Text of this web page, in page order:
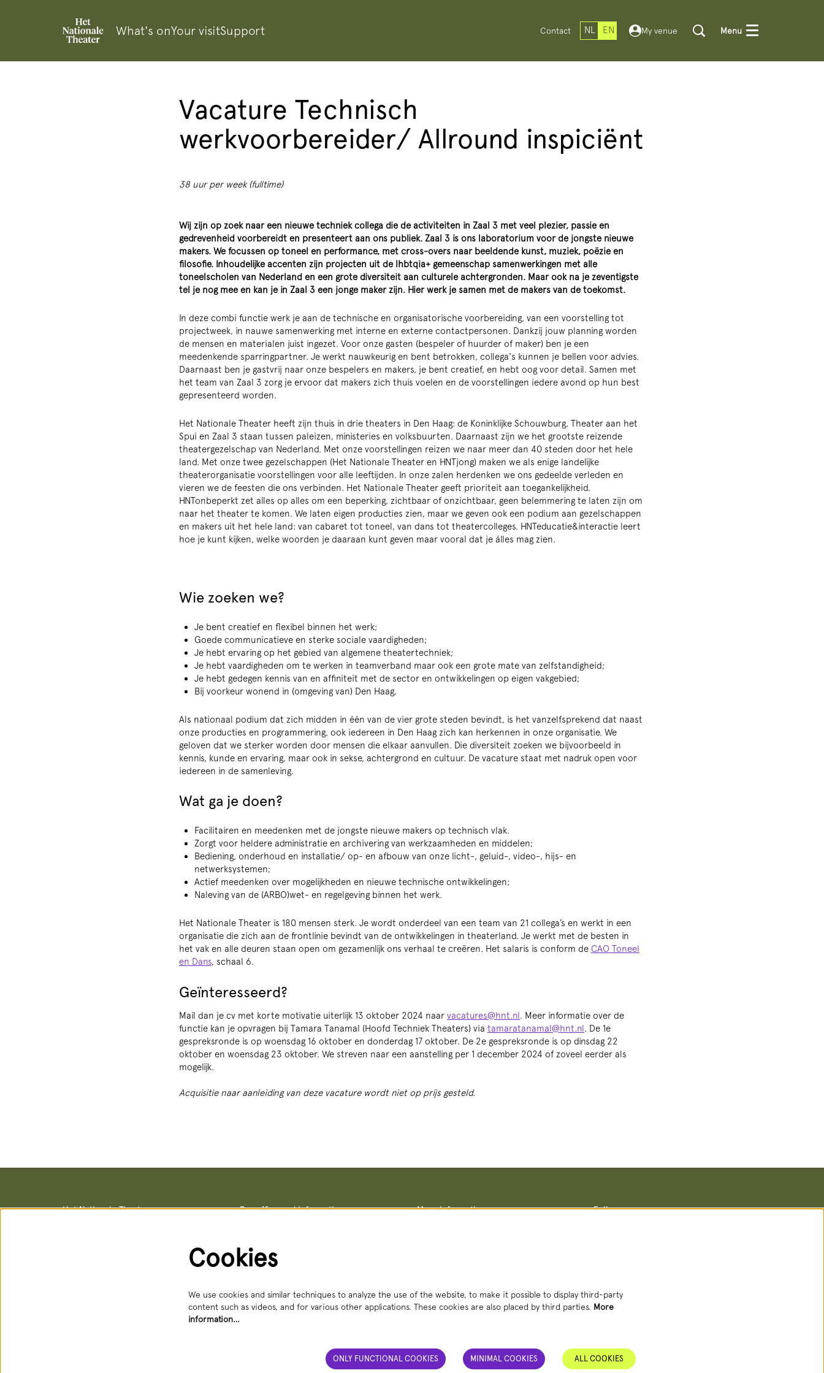
What's onYour visitSupport Contact NL EN My venue Menu
Vacature Technisch
werkvoorbereider/ Allround inspiciënt
38 uur per week (fulltime)
Wij zijn op zoek naar een nieuwe techniek collega die de activiteiten in Zaal 3 met veel plezier, passie en
gedrevenheid voorbereidt en presenteert aan ons publiek. Zaal 3 is ons laboratorium voor de jongste nieuwe
makers. We focussen op toneel en performance, met cross-overs naar beeldende kunst, muziek, poëzie en
filosofie. Inhoudelijke accenten zijn projecten uit de lhbtqia+ gemeenschap samenwerkingen met alle
toneelscholen van Nederland en een grote diversiteit aan culturele achtergronden. Maar ook na je zeventigste
tel je nog mee en kan je in Zaal 3 een jonge maker zijn. Hier werk je samen met de makers van de toekomst.
In deze combi functie werk je aan de technische en organisatorische voorbereiding, van een voorstelling tot
projectweek, in nauwe samenwerking met interne en externe contactpersonen. Dankzij jouw planning worden
de mensen en materialen juist ingezet. Voor onze gasten (bespeler of huurder of maker) ben je een
meedenkende sparringpartner. Je werkt nauwkeurig en bent betrokken, collega's kunnen je bellen voor advies.
Daarnaast ben je gastvrij naar onze bespelers en makers, je bent creatief, en hebt oog voor detail. Samen met
het team van Zaal 3 zorg je ervoor dat makers zich thuis voelen en de voorstellingen iedere avond op hun best
gepresenteerd worden.
Het Nationale Theater heeft zijn thuis in drie theaters in Den Haag: de Koninklijke Schouwburg, Theater aan het
Spui en Zaal 3 staan tussen paleizen, ministeries en volksbuurten. Daarnaast zijn we het grootste reizende
theatergezelschap van Nederland. Met onze voorstellingen reizen we naar meer dan 40 steden door het hele
land. Met onze twee gezelschappen (Het Nationale Theater en HNTjong) maken we als enige landelijke
theaterorganisatie voorstellingen voor alle leeftijden. In onze zalen herdenken we ons gedeelde verleden en
vieren we de feesten die ons verbinden. Het Nationale Theater geeft prioriteit aan toegankelijkheid.
HNTonbeperkt zet alles op alles om een beperking, zichtbaar of onzichtbaar, geen belemmering te laten zijn om
naar het theater te komen. We laten eigen producties zien, maar we geven ook een podium aan gezelschappen
en makers uit het hele land: van cabaret tot toneel, van dans tot theatercolleges. HNTeducatie&interactie leert
hoe je kunt kijken, welke woorden je daaraan kunt geven maar vooral dat je álles mag zien.
Wie zoeken we?
Je bent creatief en flexibel binnen het werk;
Goede communicatieve en sterke sociale vaardigheden;
Je hebt ervaring op het gebied van algemene theatertechniek;
Je hebt vaardigheden om te werken in teamverband maar ook een grote mate van zelfstandigheid;
Je hebt gedegen kennis van en affiniteit met de sector en ontwikkelingen op eigen vakgebied;
Bij voorkeur wonend in (omgeving van) Den Haag.
Als nationaal podium dat zich midden in één van de vier grote steden bevindt, is het vanzelfsprekend dat naast
onze producties en programmering, ook iedereen in Den Haag zich kan herkennen in onze organisatie. We
geloven dat we sterker worden door mensen die elkaar aanvullen. Die diversiteit zoeken we bijvoorbeeld in
kennis, kunde en ervaring, maar ook in sekse, achtergrond en cultuur. De vacature staat met nadruk open voor
iedereen in de samenleving.
Wat ga je doen?
Facilitairen en meedenken met de jongste nieuwe makers op technisch vlak.
Zorgt voor heldere administratie en archivering van werkzaamheden en middelen;
Bediening, onderhoud en installatie/ op- en afbouw van onze licht-, geluid-, video-, hijs- en
netwerksystemen;
Actief meedenken over mogelijkheden en nieuwe technische ontwikkelingen;
Naleving van de (ARBO)wet- en regelgeving binnen het werk.
Het Nationale Theater is 180 mensen sterk. Je wordt onderdeel van een team van 21 collega’s en werkt in een
organisatie die zich aan de frontlinie bevindt van de ontwikkelingen in theaterland. Je werkt met de besten in
het vak en alle deuren staan open om gezamenlijk ons verhaal te creëren. Het salaris is conform de CAO Toneel
en Dans, schaal 6.
Geïnteresseerd?
Mail dan je cv met korte motivatie uiterlijk 13 oktober 2024 naar vacatures@hnt.nl. Meer informatie over de
functie kan je opvragen bij Tamara Tanamal (Hoofd Techniek Theaters) via tamaratanamal@hnt.nl. De 1e
gespreksronde is op woensdag 16 oktober en donderdag 17 oktober. De 2e gespreksronde is op dinsdag 22
oktober en woensdag 23 oktober. We streven naar een aanstelling per 1 december 2024 of zoveel eerder als
mogelijk.
Acquisitie naar aanleiding van deze vacature wordt niet op prijs gesteld.
Het Nationale Theater Box office and information
088 356 5 356
service@hnt.nl
More information Follow us
This site is protected by reCAPTCHA, data processing occurs in accordance with
Cloud Data Processing Addendum
Cookies
We use cookies and similar techniques to analyze the use of the website, to make it possible to display third-party
content such as videos, and for various other applications. These cookies are also placed by third parties. More
information…
ONLY FUNCTIONAL COOKIES MINIMAL COOKIES ALL COOKIES